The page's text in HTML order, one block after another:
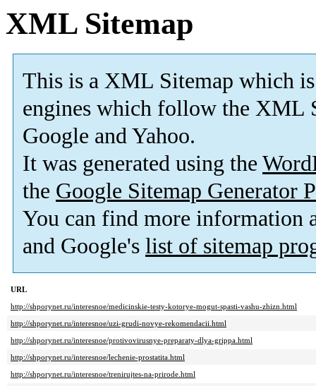
XML Sitemap
This is a XML Sitemap which is
engines which follow the XML
Google and Yahoo.
It was generated using the
the Google Sitemap Generator
You can find more information
and Google's list of sitemap
URL
http://shporynet.ru/interesnoe/medicinskie-testy-kotorye-mogut-spasti-vashu-zhizn.html
http://shporynet.ru/interesnoe/uzi-grudi-novye-rekomendacii.html
http://shporynet.ru/interesnoe/protivovirusnye-preparaty-dlya-grippa.html
http://shporynet.ru/interesnoe/lechenie-prostatita.html
http://shporynet.ru/interesnoe/trenirujtes-na-prirode.html